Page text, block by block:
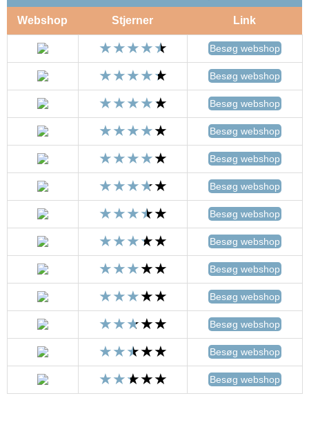
Webshop Stjerner Link
Besøg webshop
Besøg webshop
Besøg webshop
Besøg webshop
Besøg webshop
Besøg webshop
Besøg webshop
Besøg webshop
Besøg webshop
Besøg webshop
Besøg webshop
Besøg webshop
Besøg webshop